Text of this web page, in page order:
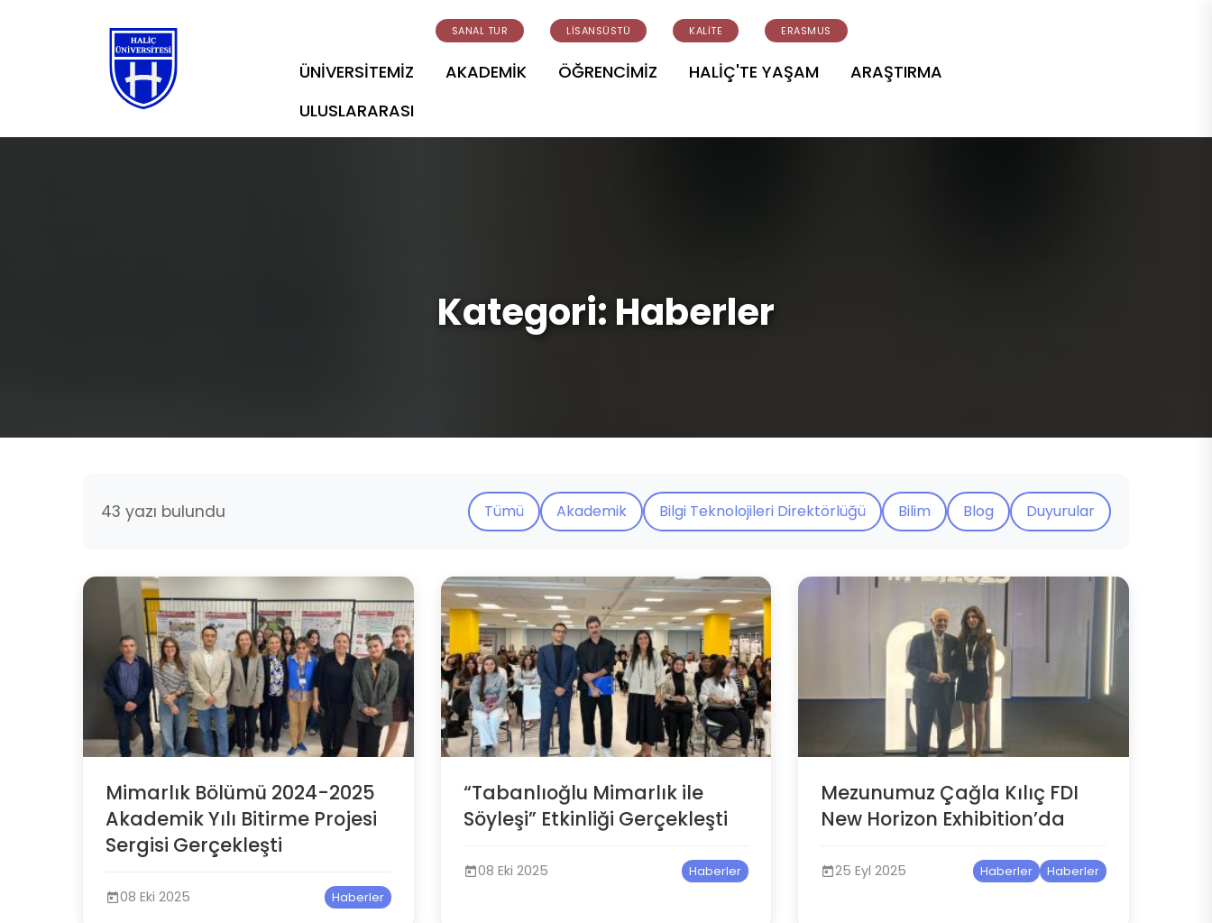
SANAL TUR LİSANSÜSTÜ KALİTE ERASMUS
ÜNİVERSİTEMİZ AKADEMİK ÖĞRENCİMİZ HALİÇ'TE YAŞAM
ARAŞTIRMA
ULUSLARARASI
Kategori: Haberler
43 yazı bulundu Tümü Akademik Bilgi Teknolojileri Direktörlüğü Bilim Blog Duyurular
Mimarlık Bölümü 2024-2025
Akademik Yılı Bitirme Projesi
Sergisi Gerçekleşti
08 Eki 2025 Haberler
“Tabanlıoğlu Mimarlık ile
Söyleşi” Etkinliği Gerçekleşti
08 Eki 2025 Haberler
Mezunumuz Çağla Kılıç FDI
New Horizon Exhibition’da
25 Eyl 2025 Haberler Haberler